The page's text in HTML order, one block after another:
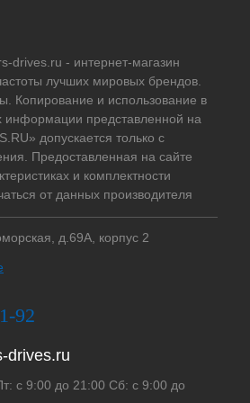
drives.ru - интернет-магазин
лучших мировых брендов.
Копирование и использование в
информации представленной на
допускается только с
Предоставленная на сайте
и комплектности
от данных производителя
д.69А, корпус 2
92
drives.ru
с 9:00 до 21:00 Сб: с 9:00 до